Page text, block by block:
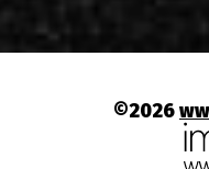
©2026